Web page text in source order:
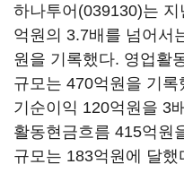
하나투어(039130)는 지
억원의 3.7배를 넘어서
원을 기록했다. 영업활
규모는 470억원을 기록
기순이익 120억원을 3
활동현금흐름 415억원
규모는 183억원에 달했